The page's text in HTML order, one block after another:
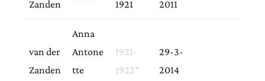
Zanden
1921
2011
van der
Zanden
Anna
Antone
tte
1921-
1922*
29-3-
2014